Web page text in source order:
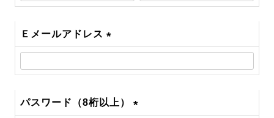
Ｅメールアドレス
(必
須)
パスワード（8桁以上）